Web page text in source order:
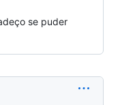
se puder